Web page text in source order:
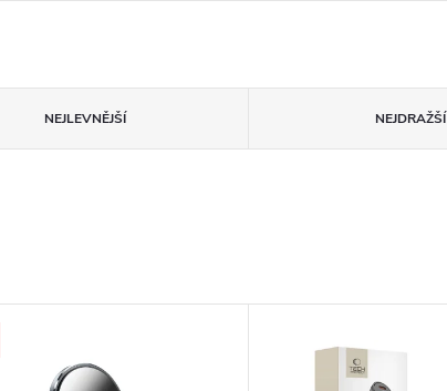
NEJLEVNĚJŠÍ NEJDRAŽŠÍ